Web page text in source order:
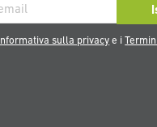
Informativa sulla privacy e i